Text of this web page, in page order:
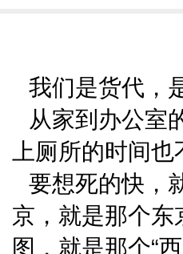
我们是货代，
从家到办公室
上厕所的时间
要想死的快，
京，就是那个
图，就是那个“